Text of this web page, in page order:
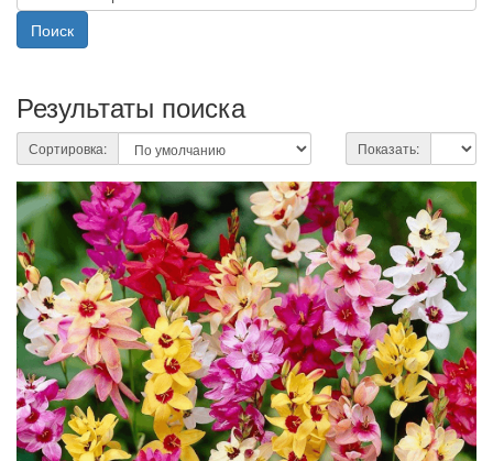
Результаты поиска
Сортировка: Показать: